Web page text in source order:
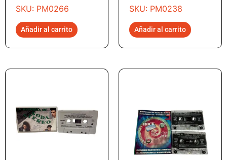
SKU: PM0266
Añadir al carrito
SKU: PM0238
Añadir al carrito